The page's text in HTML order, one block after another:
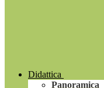
Didattica
Panoramica